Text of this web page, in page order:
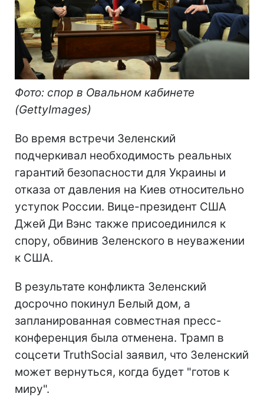
Фото: спор в Овальном кабинете
(GettyImages)
Во время встречи Зеленский
подчеркивал необходимость реальных
гарантий безопасности для Украины и
отказа от давления на Киев относительно
уступок России. Вице-президент США
Джей Ди Вэнс также присоединился к
спору, обвинив Зеленского в неуважении
к США.
В результате конфликта Зеленский
досрочно покинул Белый дом, а
запланированная совместная пресс-
конференция была отменена. Трамп в
соцсети TruthSocial заявил, что Зеленский
может вернуться, когда будет "готов к
миру".